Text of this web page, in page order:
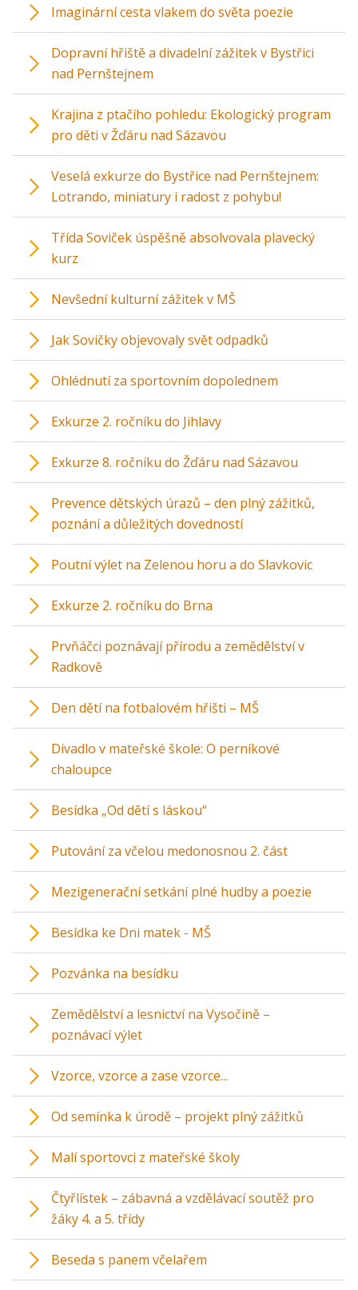
Imaginární cesta vlakem do světa poezie
Dopravní hřiště a divadelní zážitek v Bystřici
nad Pernštejnem
Krajina z ptačího pohledu: Ekologický program
pro děti v Žďáru nad Sázavou
Veselá exkurze do Bystřice nad Pernštejnem:
Lotrando, miniatury i radost z pohybu!
Třída Soviček úspěšně absolvovala plavecký
kurz
Nevšední kulturní zážitek v MŠ
Jak Sovičky objevovaly svět odpadků
Ohlédnutí za sportovním dopolednem
Exkurze 2. ročníku do Jihlavy
Exkurze 8. ročníku do Žďáru nad Sázavou
Prevence dětských úrazů – den plný zážitků,
poznání a důležitých dovedností
Poutní výlet na Zelenou horu a do Slavkovic
Exkurze 2. ročníku do Brna
Prvňáčci poznávají přírodu a zemědělství v
Radkově
Den dětí na fotbalovém hřišti – MŠ
Divadlo v mateřské škole: O perníkové
chaloupce
Besídka „Od dětí s láskou“
Putování za včelou medonosnou 2. část
Mezigenerační setkání plné hudby a poezie
Besídka ke Dni matek - MŠ
Pozvánka na besídku
Zemědělství a lesnictví na Vysočině –
poznávací výlet
Vzorce, vzorce a zase vzorce...
Od semínka k úrodě – projekt plný zážitků
Malí sportovci z mateřské školy
Čtyřlístek – zábavná a vzdělávací soutěž pro
žáky 4. a 5. třídy
Beseda s panem včelařem